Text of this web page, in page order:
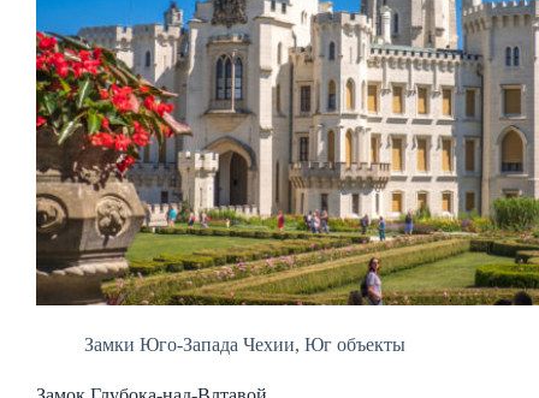
Замки Юго-Запада Чехии, Юг объекты